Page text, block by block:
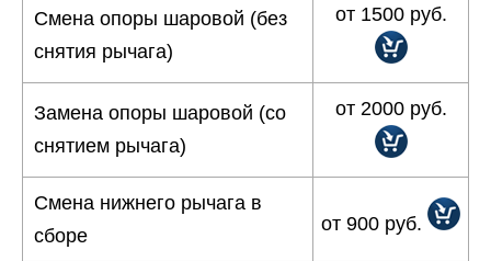
Смена опоры шаровой (без
снятия рычага)
от 1500 руб.
Замена опоры шаровой (со
снятием рычага)
от 2000 руб.
Смена нижнего рычага в
сборе
от 900 руб.